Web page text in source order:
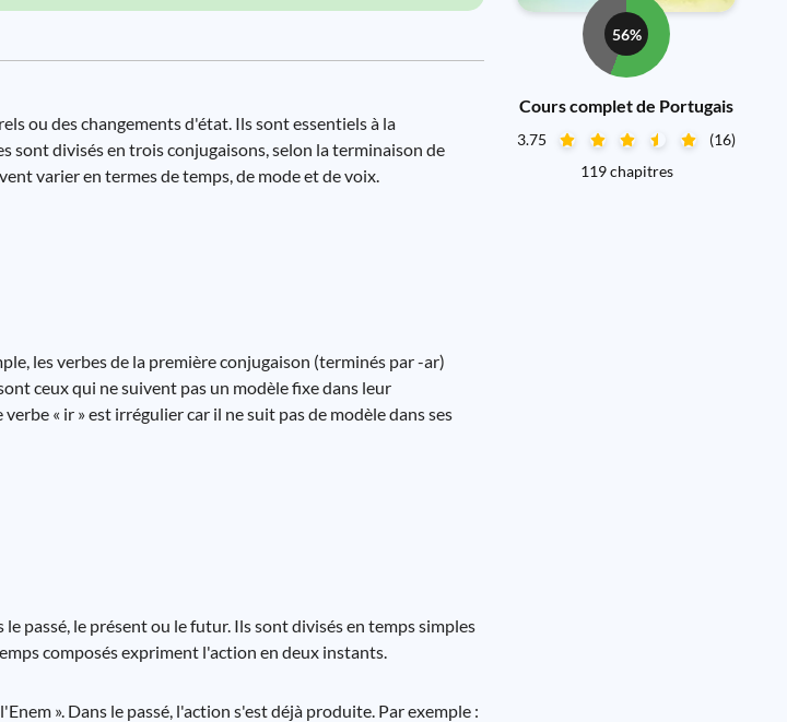
ou des changements d'état. Ils sont essentiels à la
sont divisés en trois conjugaisons, selon la terminaison de
varier en termes de temps, de mode et de voix.
les verbes de la première conjugaison (terminés par -ar)
ceux qui ne suivent pas un modèle fixe dans leur
« ir » est irrégulier car il ne suit pas de modèle dans ses
passé, le présent ou le futur. Ils sont divisés en temps simples
composés expriment l'action en deux instants.
». Dans le passé, l'action s'est déjà produite. Par exemple :
56%
Cours complet de Portugais
3.75
(16)
119 chapitres